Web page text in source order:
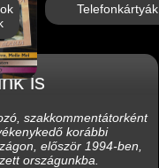
Telefonkártyák
is
szakkommentátorként
korábbi
először 1994-ben,
országunkba.